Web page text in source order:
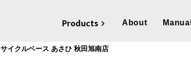
Products About Manual
サイクルベース あさひ 秋田旭南店